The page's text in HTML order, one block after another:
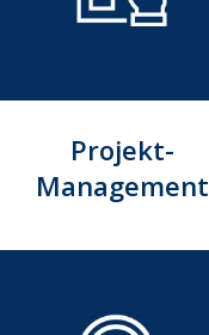
Projekt-
Management